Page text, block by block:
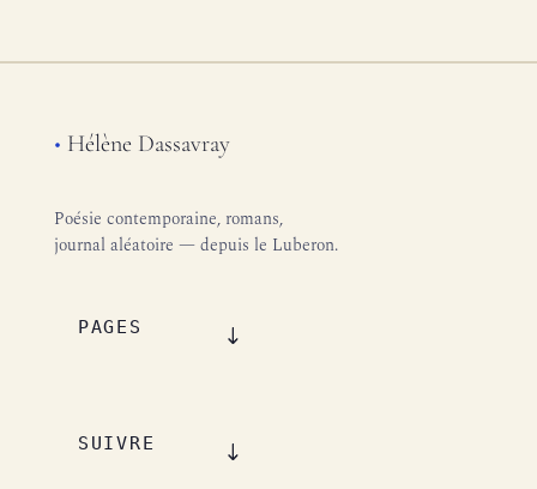
• Hélène Dassavray
Poésie contemporaine, romans,
journal aléatoire — depuis le Luberon.
PAGES
SUIVRE